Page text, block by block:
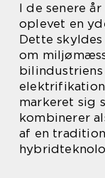
I de senere
oplevet en
Dette
om
markeret sig
kombinerer
af en